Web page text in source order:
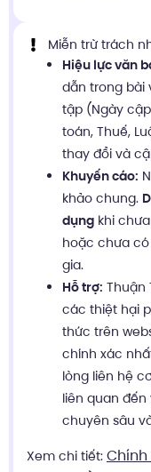
Miễn trừ trách
Hiệu lực văn
dẫn trong bài
tập (Ngày
toán, Thuế,
thay đổi và
Khuyến cáo:
khảo chung.
dụng khi
hoặc chưa
gia.
Hỗ trợ: Thuận
các thiệt hại
thức trên
chính xác
lòng liên hệ
liên quan
chuyên sâu
Xem chi tiết: